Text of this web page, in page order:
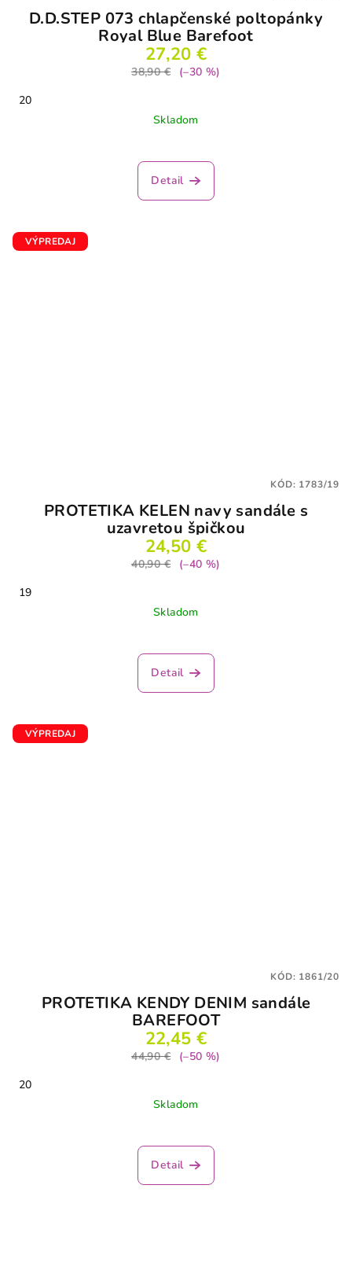
D.D.STEP 073 chlapčenské poltopánky
Royal Blue Barefoot
27,20 €
38,90 €
(–30 %)
20
Skladom
Detail
VÝPREDAJ
PROTETIKA KELEN navy sandále s
uzavretou špičkou
24,50 €
40,90 €
(–40 %)
19
Skladom
Detail
KÓD: 1783/19
VÝPREDAJ
PROTETIKA KENDY DENIM sandále
BAREFOOT
22,45 €
44,90 €
(–50 %)
20
Skladom
Detail
KÓD: 1861/20